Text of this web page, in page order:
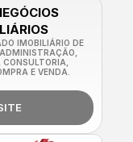
IMOBILIÁRIO DE
CONSULTORIA,
E VENDA.